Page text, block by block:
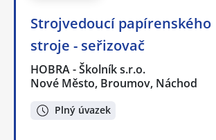
Strojvedoucí papírenského
stroje - seřizovač
HOBRA - Školník s.r.o.
Nové Město, Broumov, Náchod
Plný úvazek